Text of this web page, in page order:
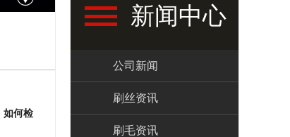
如何检
新闻中心
公司新闻
刷丝资讯
刷毛资讯